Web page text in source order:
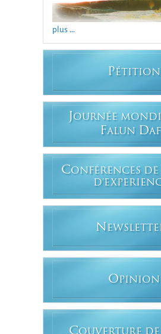
plus ...
PÉTITION
JOURNÉE
FALUN D
CONFÉRENCES DE
N
OPINION